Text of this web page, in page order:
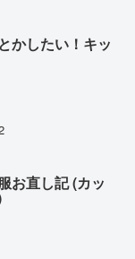
かしたい！キッ
お直し記 (カッ